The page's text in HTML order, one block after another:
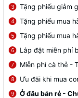
3 Tặng phiếu giảm
4 Tặng phiếu mua
5 Tặng phiếu mua
6 Lắp đặt miễn phí
7 Miễn phí cà thẻ -
8 Ưu đãi khi mua
9 Ở đâu bán rẻ -